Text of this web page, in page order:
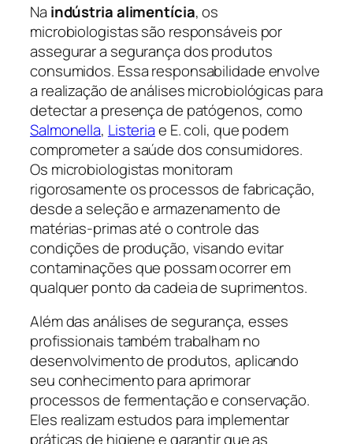
Na indústria alimentícia, os
microbiologistas são responsáveis por
assegurar a segurança dos produtos
consumidos. Essa responsabilidade envolve
a realização de análises microbiológicas para
detectar a presença de patógenos, como
Salmonella, Listeriae E. coli, que podem
comprometer a saúde dos consumidores.
Os microbiologistas monitoram
rigorosamente os processos de fabricação,
desde a seleção e armazenamento de
matérias-primas até o controle das
condições de produção, visando evitar
contaminações que possam ocorrer em
qualquer ponto da cadeia de suprimentos.
Além das análises de segurança, esses
profissionais também trabalham no
desenvolvimento de produtos, aplicando
seu conhecimento para aprimorar
processos de fermentação e conservação.
Eles realizam estudos para implementar
práticas de higiene e garantir que as